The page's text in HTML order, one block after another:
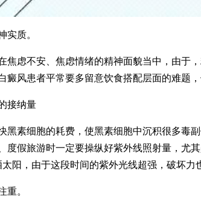
质。
虑不安、焦虑情绪的精神面貌当中，由于，
癜风患者平常要多留意饮食搭配层面的难题
接纳量
素细胞的耗费，使黑素细胞中沉积很多毒副
度假旅游时一定要操纵好紫外线照射量，尤
阳，由于这段时间的紫外光线超强，破坏力
。